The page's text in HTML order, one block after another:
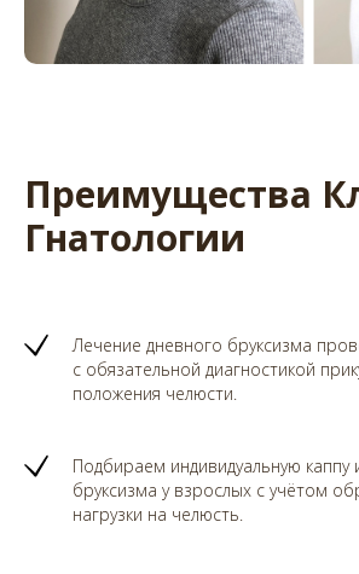
Преимущества
Гнатологии
Лечение дневного бруксизма
с обязательной диагностикой
положения челюсти.
Подбираем индивидуальную каппу
бруксизма у взрослых с учётом
нагрузки на челюсть.